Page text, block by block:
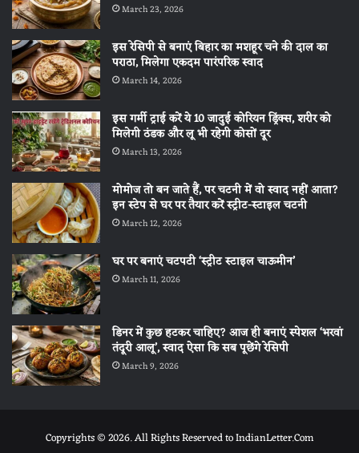
March 23, 2026
इस रेसिपी से बनाएं बिहार का मशहूर चने की दाल का
पराठा, मिलेगा एकदम पारंपरिक स्वाद
March 14, 2026
इस गर्मी ट्राई करें ये 10 जादुई कोरियन ड्रिंक्स, शरीर को
मिलेगी ठंडक और लू भी रहेगी कोसों दूर
March 13, 2026
मोमोज तो बन जाते हैं, पर चटनी में वो स्वाद नहीं आता?
इन स्टेप से घर पर तैयार करें स्ट्रीट-स्टाइल चटनी
March 12, 2026
घर पर बनाएं चटपटी ‘स्ट्रीट स्टाइल चाऊमीन’
March 11, 2026
डिनर में कुछ हटकर चाहिए? आज ही बनाएं स्पेशल ‘भरवां
तंदूरी आलू’, स्वाद ऐसा कि सब पूछेंगे रेसिपी
March 9, 2026
Copyrights © 2026. All Rights Reserved to IndianLetter.Com